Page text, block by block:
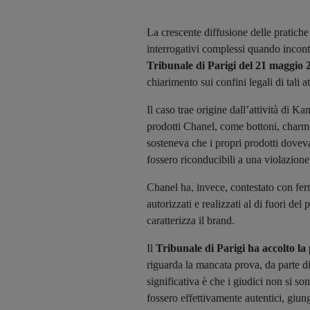
La crescente diffusione delle
interrogativi complessi quando
Tribunale di Parigi del 21 maggio
chiarimento sui confini legali di tali
Il caso trae origine dall’attività di
prodotti Chanel, come bottoni,
sosteneva che i propri prodotti
fossero riconducibili a una
Chanel ha, invece, contestato con
autorizzati e realizzati al di fuori del
caratterizza il brand.
Il Tribunale di Parigi ha accolto la
riguarda la mancata prova, da parte
significativa è che i giudici non si
fossero effettivamente autentici,